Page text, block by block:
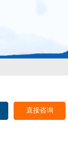
直接咨询